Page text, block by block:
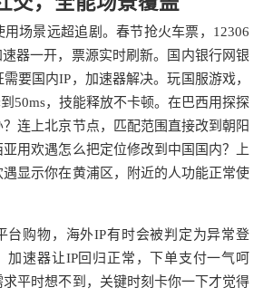
用场景远超追剧。春节抢火车票，12306
器一开，票源实时刷新。国内银行网银
要国内IP，加速器解决。玩国服游戏，
50ms，技能释放不卡顿。在巴西用探探
连上北京节点，匹配范围直接改到朝阳
亚用欢遇怎么把定位修改到中国国内？上
遇显示你在黄浦区，附近的人功能正常使
台购物，海外IP有时会被判定为异常登
加速器让IP回归正常，下单支付一气呵
求平时想不到，关键时刻卡你一下才觉得